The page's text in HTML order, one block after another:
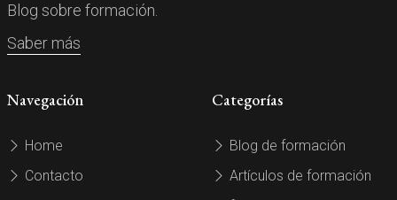
Blog sobre formación.
Saber más
Navegación
Home
Contacto
Categorías
Blog de formación
Artículos de formación